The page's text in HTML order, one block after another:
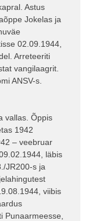
Astus
Jokelas ja
02.09.1944,
Arreteeriti
vangilaagrit.
ANSV-s.
vallas. Õppis
1942
– veebruar
läbis
JR200-s ja
viibis
Punaarmeesse,